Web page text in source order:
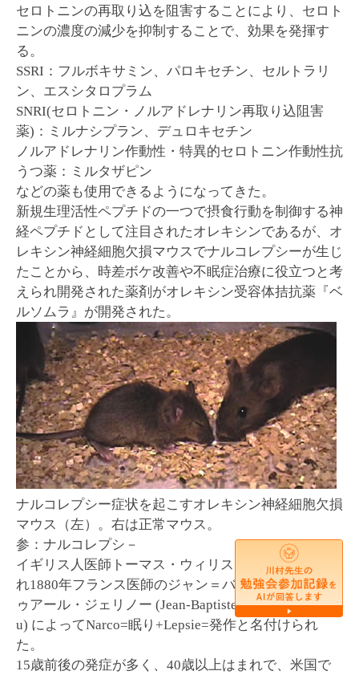
セロトニンの再取り込を阻害することにより、セロト
ニンの濃度の減少を抑制することで、効果を発揮す
る。
SSRI：フルボキサミン、パロキセチン、セルトラリ
ン、エスシタロプラム
SNRI(セロトニン・ノルアドレナリン再取り込阻害
薬)：ミルナシプラン、デュロキセチン
ノルアドレナリン作動性・特異的セロトニン作動性抗
うつ薬：ミルタザピン
などの薬も使用できるようになってきた。
新規生理活性ペプチドの一つで摂食行動を制御する神
経ペプチドとして注目されたオレキシンであるが、オ
レキシン神経細胞欠損マウスでナルコレプシーが生じ
たことから、時差ボケ改善や不眠症治療に役立つと考
えられ開発された薬剤がオレキシン受容体拮抗薬『ベ
ルソムラ』が開発された。
ナルコレプシー症状を起こすオレキシン神経細胞欠損
マウス（左）。右は正常マウス。
参：ナルコレプシ－
イギリス人医師トーマス・ウィリスより初めて報告さ
れ1880年フランス医師のジャン＝バティスト＝エド
ゥアール・ジェリノー (Jean-Baptiste-Édouard Gélinea
u) によってNarco=眠り+Lepsie=発作と名付けられ
た。
15歳前後の発症が多く、40歳以上はまれで、米国で